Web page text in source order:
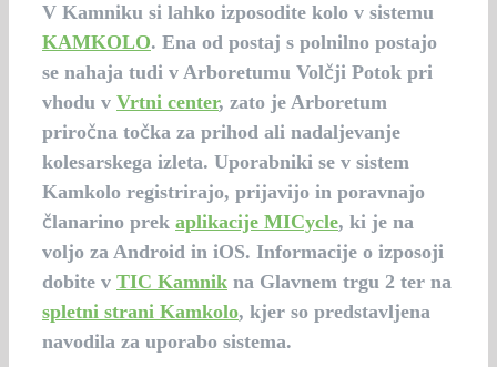
V Kamniku si lahko izposodite kolo v sistemu
KAMKOLO. Ena od postaj s polnilno postajo
se nahaja tudi v Arboretumu Volčji Potok pri
vhodu v Vrtni center, zato je Arboretum
priročna točka za prihod ali nadaljevanje
kolesarskega izleta. Uporabniki se v sistem
Kamkolo registrirajo, prijavijo in poravnajo
članarino prek aplikacije MICycle, ki je na
voljo za Android in iOS. Informacije o izposoji
dobite v TIC Kamnik na Glavnem trgu 2 ter na
spletni strani Kamkolo, kjer so predstavljena
navodila za uporabo sistema.